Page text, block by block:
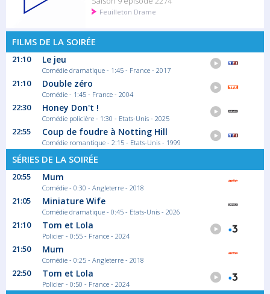
Feuilleton Drame
FILMS DE LA SOIRÉE
21:10 Le jeu
Comédie dramatique - 1:45 - France - 2017
21:10 Double zéro
Comédie - 1:45 - France - 2004
22:30 Honey Don't !
Comédie policière - 1:30 - Etats-Unis - 2025
22:55 Coup de foudre à Notting Hill
Comédie romantique - 2:15 - Etats-Unis - 1999
SÉRIES DE LA SOIRÉE
20:55 Mum
Comédie - 0:30 - Angleterre - 2018
21:05 Miniature Wife
Comédie dramatique - 0:45 - Etats-Unis - 2026
21:10 Tom et Lola
Policier - 0:55 - France - 2024
21:50 Mum
Comédie - 0:25 - Angleterre - 2018
22:50 Tom et Lola
Policier - 0:50 - France - 2024